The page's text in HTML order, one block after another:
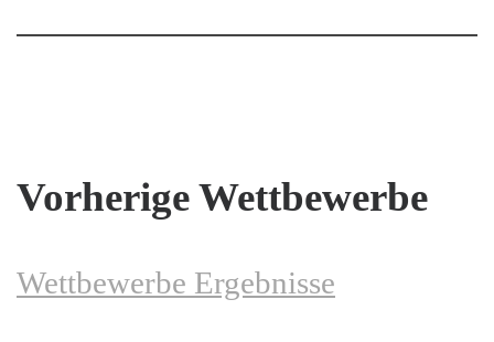
Vorherige Wettbewerbe
Wettbewerbe Ergebnisse